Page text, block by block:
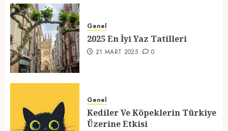
Genel
2025 En İyi Yaz Tatilleri
21 MART 2025 0
Genel
Kediler Ve Köpeklerin Türkiye
Üzerine Etkisi